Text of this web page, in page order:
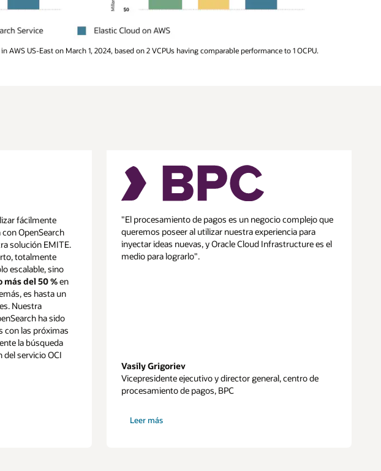
US-East on March 1, 2024, based on 2 VCPUs having comparable performance to 1 OCPU.
fácilmente
OpenSearch
solución EMITE.
totalmente
escalable, sino
más del 50 %en
es hasta un
Nuestra
ha sido
con las próximas
la búsqueda
del servicio OCI
"El procesamiento de pagos es un negocio complejo que
queremos poseer al utilizar nuestra experiencia para
inyectar ideas nuevas, y Oracle Cloud Infrastructure es el
medio para lograrlo".
Vasily Grigoriev
Vicepresidente ejecutivo y director general, centro de
procesamiento de pagos, BPC
Leer más
sobre